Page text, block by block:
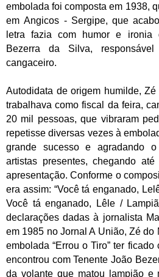
embolada foi composta em 1938,
em Angicos - Sergipe, que
letra fazia com humor e ironia
Bezerra da Silva,
cangaceiro.
Autodidata de origem humilde,
trabalhava como fiscal da feira,
20 mil pessoas, que vibraram
repetisse diversas vezes à
grande sucesso e agradando
artistas presentes, chegando
apresentação. Conforme o
era assim: “Você tá enganado,
Você tá enganado, Lêle /
declarações dadas à jornalista
em 1985 no Jornal A União, Zé do
embolada “Errou o Tiro” ter
encontrou com Tenente João
da volante que matou lampião e